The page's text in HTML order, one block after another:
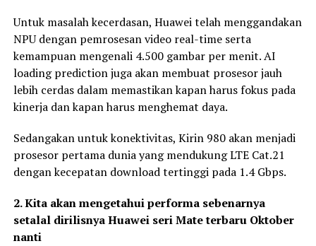
Untuk masalah kecerdasan, Huawei telah menggandakan
NPU dengan pemrosesan video real-time serta
kemampuan mengenali 4.500 gambar per menit. AI
loading prediction juga akan membuat prosesor jauh
lebih cerdas dalam memastikan kapan harus fokus pada
kinerja dan kapan harus menghemat daya.
Sedangakan untuk konektivitas, Kirin 980 akan menjadi
prosesor pertama dunia yang mendukung LTE Cat.21
dengan kecepatan download tertinggi pada 1.4 Gbps.
2. Kita akan mengetahui performa sebenarnya
setalal dirilisnya Huawei seri Mate terbaru Oktober
nanti